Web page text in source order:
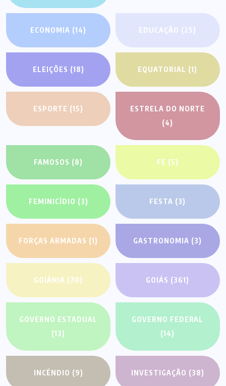
ECONOMIA (14) EDUCAÇÃO (25)
ELEIÇÕES (18) EQUATORIAL (1)
ESPORTE (15)
ESTRELA DO NORTE
(4)
FAMOSOS (8) FÉ (5)
FEMINICÍDIO (3) FESTA (3)
FORÇAS ARMADAS (1) GASTRONOMIA (3)
GOIÂNIA (70) GOIÁS (361)
GOVERNO ESTADUAL
(13)
GOVERNO FEDERAL
(14)
INCÊNDIO (9) INVESTIGAÇÃO (38)